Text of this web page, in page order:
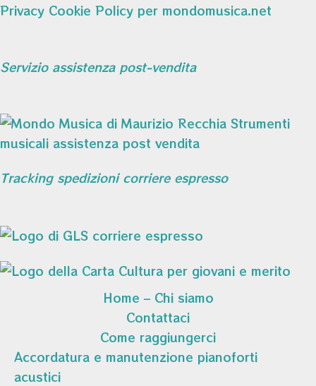
Privacy Cookie Policy per mondomusica.net
Servizio assistenza post-vendita
Tracking spedizioni corriere espresso
Home – Chi siamo
Contattaci
Come raggiungerci
Accordatura e manutenzione pianoforti
acustici